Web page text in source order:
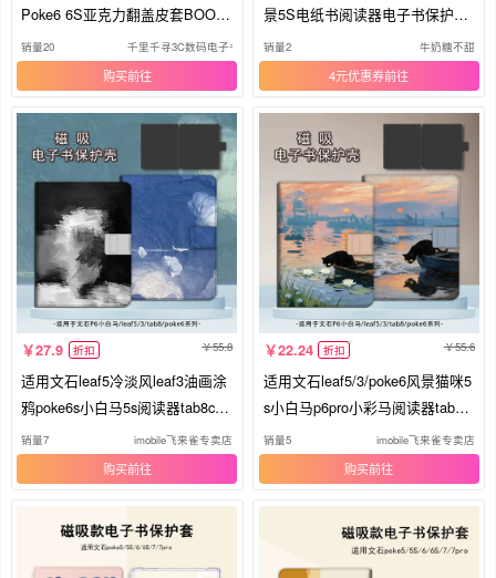
Poke6 6S亚克力翻盖皮套BOOX
GO6 6英寸亚克力手托休眠皮套
销量20 千里千寻3C数码电子书皮套厂家
购买
景5S电纸书阅读器电子书保护壳
套
销量2 牛奶糖不甜
4元优惠券
27.9 折扣 55.8
适用文石leaf5冷淡风leaf3油画涂
鸦poke6s小白马5s阅读器tab8c磁
吸Note电子书BOOX保护套Page
电纸书x5s保护壳
销量7 imobile飞来雀专卖店
购买
22.24 折扣 55.6
适用文石leaf5/3/poke6风景猫咪5
s小白马p6pro小彩马阅读器tab8c
磁吸Note电子书BOOX保护套电
纸书保护壳卡通
销量5 imobile飞来雀专卖店
购买